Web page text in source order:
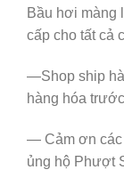
Bầu hơi màng
cấp cho tất cả
—Shop ship
hàng hóa
— Cảm ơn các
ủng hộ Phượt